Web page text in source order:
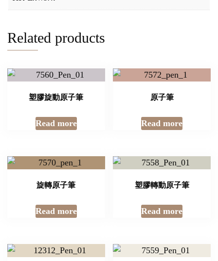
Related products
塑膠旋動原子筆
Read more
原子筆
Read more
旋轉原子筆
Read more
塑膠轉動原子筆
Read more